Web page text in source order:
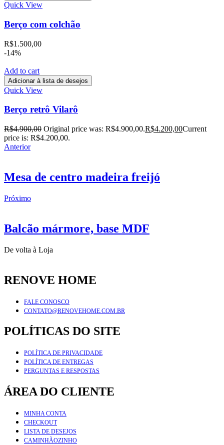
Quick View
Berço com colchão
R$1.500,00
-14%
Add to cart
Adicionar à lista de desejos
Quick View
Berço retrô Vilarô
R$4.900,00 Original price was: R$4.900,00.R$4.200,00Current
price is: R$4.200,00.
Anterior
Mesa de centro madeira freijó
Próximo
Balcão mármore, base MDF
De volta à Loja
RENOVE HOME
FALE CONOSCO
CONTATO@RENOVEHOME.COM.BR
POLÍTICAS DO SITE
POLÍTICA DE PRIVACIDADE
POLÍTICA DE ENTREGAS
PERGUNTAS E RESPOSTAS
ÁREA DO CLIENTE
MINHA CONTA
CHECKOUT
LISTA DE DESEJOS
CAMINHÃOZINHO